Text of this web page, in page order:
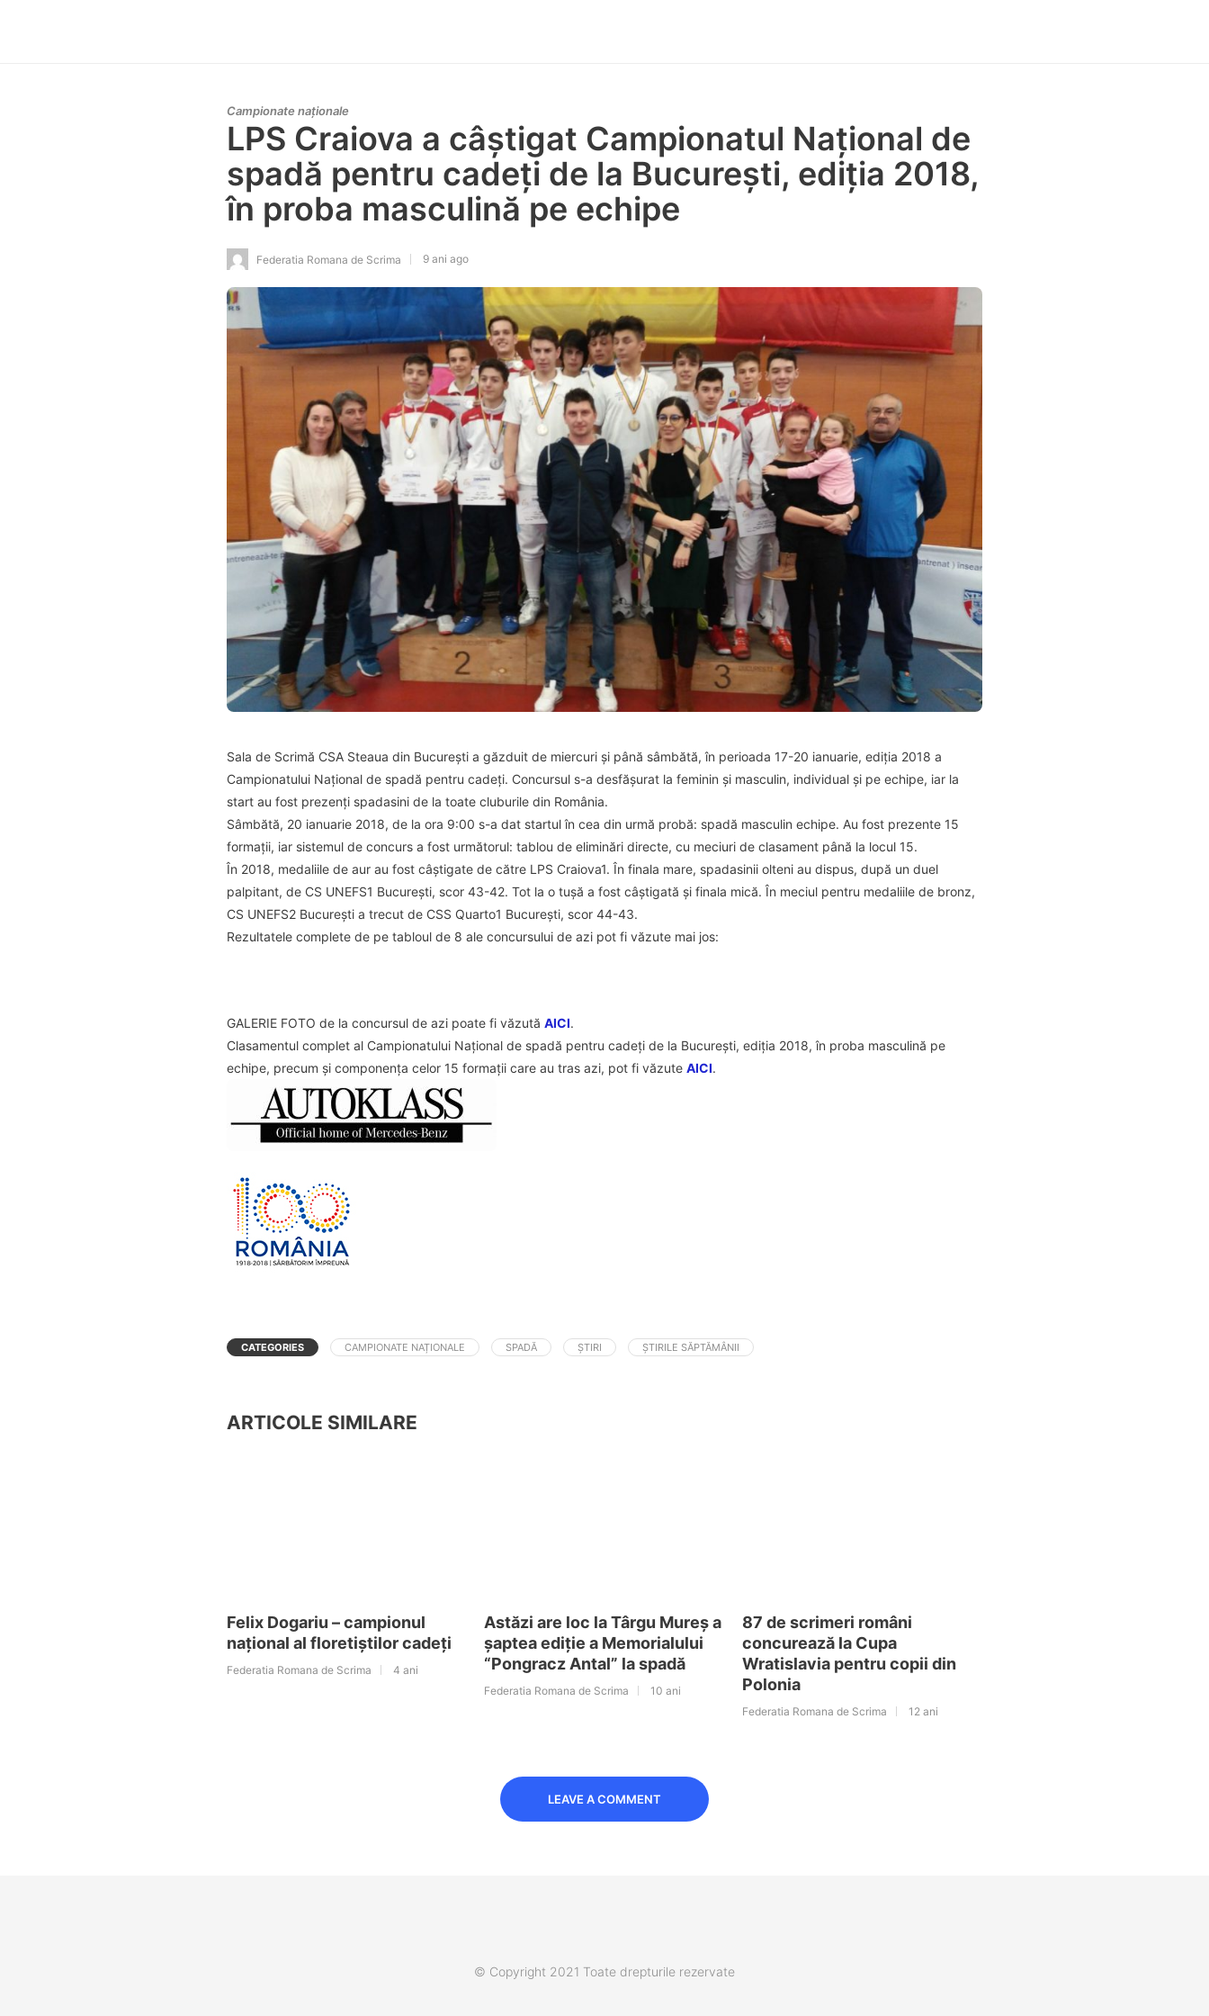
Campionate naționale
LPS Craiova a câștigat Campionatul Național de
spadă pentru cadeți de la București, ediția 2018,
în proba masculină pe echipe
Federatia Romana de Scrima 9 ani ago
Sala de Scrimă CSA Steaua din București a găzduit de miercuri și până sâmbătă, în perioada 17-20 ianuarie, ediția 2018 a
Campionatului Național de spadă pentru cadeți. Concursul s-a desfășurat la feminin și masculin, individual și pe echipe, iar la
start au fost prezenți spadasini de la toate cluburile din România.
Sâmbătă, 20 ianuarie 2018, de la ora 9:00 s-a dat startul în cea din urmă probă: spadă masculin echipe. Au fost prezente 15
formații, iar sistemul de concurs a fost următorul: tablou de eliminări directe, cu meciuri de clasament până la locul 15.
În 2018, medaliile de aur au fost câștigate de către LPS Craiova1. În finala mare, spadasinii olteni au dispus, după un duel
palpitant, de CS UNEFS1 București, scor 43-42. Tot la o tușă a fost câștigată și finala mică. În meciul pentru medaliile de bronz,
CS UNEFS2 București a trecut de CSS Quarto1 București, scor 44-43.
Rezultatele complete de pe tabloul de 8 ale concursului de azi pot fi văzute mai jos:
GALERIE FOTO de la concursul de azi poate fi văzută AICI.
Clasamentul complet al Campionatului Național de spadă pentru cadeți de la București, ediția 2018, în proba masculină pe
echipe, precum și componența celor 15 formații care au tras azi, pot fi văzute AICI.
CATEGORIES CAMPIONATE NAȚIONALE SPADĂ ȘTIRI ȘTIRILE SĂPTĂMÂNII
ARTICOLE SIMILARE
Felix Dogariu – campionul
național al floretiștilor cadeți
Federatia Romana de Scrima 4 ani
Astăzi are loc la Târgu Mureș a
șaptea ediție a Memorialului
“Pongracz Antal” la spadă
Federatia Romana de Scrima 10 ani
87 de scrimeri români
concurează la Cupa
Wratislavia pentru copii din
Polonia
Federatia Romana de Scrima 12 ani
LEAVE A COMMENT
© Copyright 2021 Toate drepturile rezervate